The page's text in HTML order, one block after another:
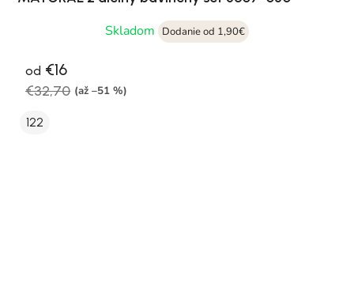
Skladom
Dodanie od 1,90€
od €16
€32,70 (až –51 %)
122